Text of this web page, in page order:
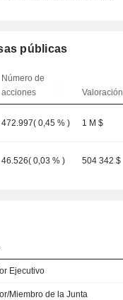
públicas
Número de
acciones
Valoración
472.997(0,45 % ) 1 M $
46.526(0,03 % ) 504 342 $
Ejecutivo
Miembro de la Junta